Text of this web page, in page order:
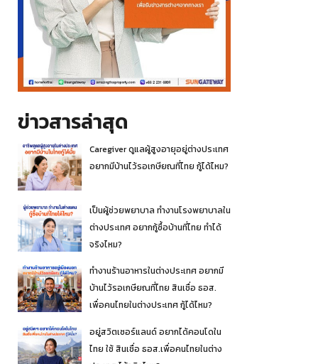
ข่าวสารล่าสุด
Caregiver ดูแลผู้สูงอายุอยู่ต่างประเทศ
อยากมีบ้านไว้รอเกษียณที่ไทย กู้ได้ไหม?
เป็นผู้ช่วยพยาบาล ทำงานโรงพยาบาลใน
ต่างประเทศ อยากกู้ซื้อบ้านที่ไทย ทำได้
จริงไหม?
ทำงานร้านอาหารในต่างประเทศ อยากมี
บ้านไว้รอเกษียณที่ไทย สินเชื่อ ธอส.
เพื่อคนไทยในต่างประเทศ กู้ได้ไหม?
อยู่สวิตเซอร์แลนด์ อยากได้คอนโดใน
ไทย ใช้ สินเชื่อ ธอส.เพื่อคนไทยในต่าง